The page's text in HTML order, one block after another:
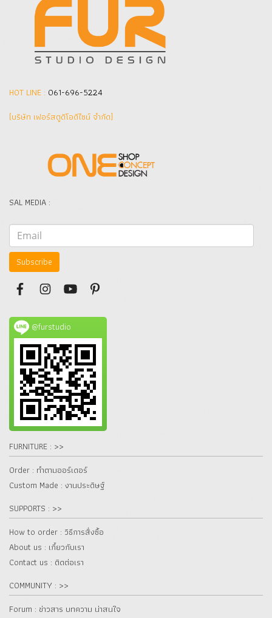
HOT LINE : 061-696-5224
(บริษัท เฟอร์สตูดิโอดีไซน์ จำกัด]
SAL MEDIA :
Subscribe
@furstudio
FURNITURE : >>
Order : ทำตามออร์เดอร์
Custom Made : งานประดิษฐ์
SUPPORTS : >>
How to order : วิธีการสั่งซื้อ
About us : เกี๋ยวกับเรา
Contact us : ติดต่อเรา
COMMUNITY : >>
Forum : ข่าวสาร บทความ น่าสนใจ